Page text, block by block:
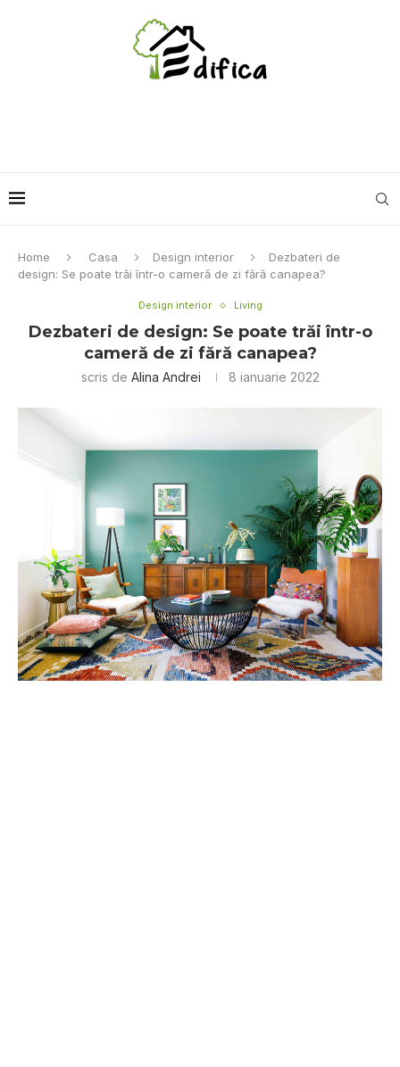
Home Casa Design interior
Dezbateri de
design: Se poate trăi într-o cameră de zi fără canapea?
Design interior Living
Dezbateri de design: Se poate trăi într-o
cameră de zi fără canapea?
scris de Alina Andrei 8 ianuarie 2022